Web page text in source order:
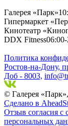
Галерея «Парк»
Гипермаркет
Кинотеатр
DDX Fitness
Политика
Ростов-на-Дону,
Доб - 8003,
© Галерея
Сделано в
Отзыв согласия с
персональных